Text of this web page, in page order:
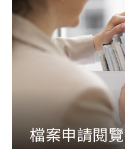
檔案申請閱覽